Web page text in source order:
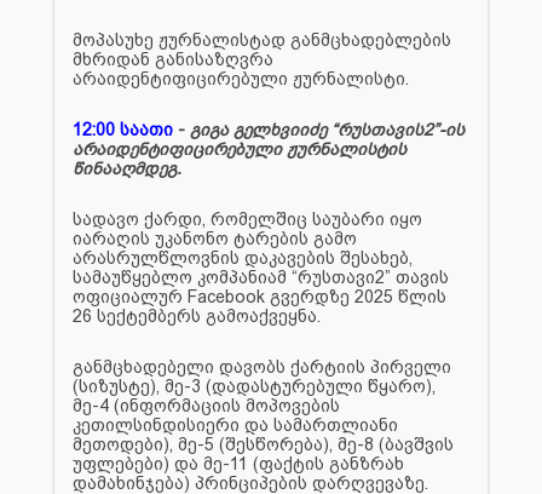
მოპასუხე ჟურნალისტად განმცხადებლების
მხრიდან განისაზღვრა
არაიდენტიფიცირებული ჟურნალისტი.
12:00 საათი - გიგა გელხვიიძე “რუსთავის2”-ის
არაიდენტიფიცირებული ჟურნალისტის
წინააღმდეგ.
სადავო ქარდი, რომელშიც საუბარი იყო
იარაღის უკანონო ტარების გამო
არასრულწლოვნის დაკავების შესახებ,
სამაუწყებლო კომპანიამ “რუსთავი2” თავის
ოფიციალურ Facebook გვერდზე 2025 წლის
26 სექტემბერს გამოაქვეყნა.
განმცხადებელი დავობს ქარტიის პირველი
(სიზუსტე), მე-3 (დადასტურებული წყარო),
მე-4 (ინფორმაციის მოპოვების
კეთილსინდისიერი და სამართლიანი
მეთოდები), მე-5 (შესწორება), მე-8 (ბავშვის
უფლებები) და მე-11 (ფაქტის განზრახ
დამახინჯება) პრინციპების დარღვევაზე.